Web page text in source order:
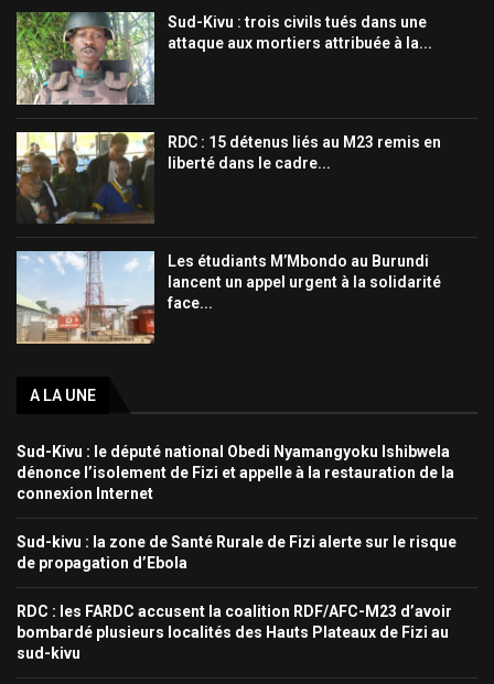
Sud-Kivu : trois civils tués dans une
attaque aux mortiers attribuée à la...
RDC : 15 détenus liés au M23 remis en
liberté dans le cadre...
Les étudiants M’Mbondo au Burundi
lancent un appel urgent à la solidarité
face...
A LA UNE
Sud-Kivu : le député national Obedi Nyamangyoku Ishibwela
dénonce l’isolement de Fizi et appelle à la restauration de la
connexion Internet
Sud-kivu : la zone de Santé Rurale de Fizi alerte sur le risque
de propagation d’Ebola
RDC : les FARDC accusent la coalition RDF/AFC-M23 d’avoir
bombardé plusieurs localités des Hauts Plateaux de Fizi au
sud-kivu